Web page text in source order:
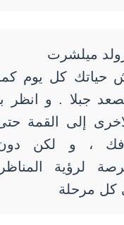
ميلشرت
حياتك كل يوم
جبلا . و انظر
إلى القمة
، و لكن
لرؤية
كل مرحلة